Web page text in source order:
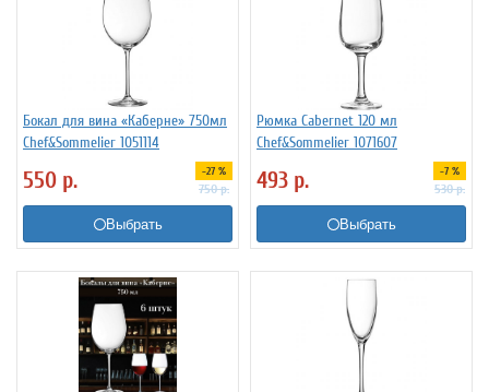
Бокал для вина «Каберне» 750мл
Chef&Sommelier 1051114
550 р. -27 %
750р.
Выбрать
Рюмка Cabernet 120 мл
Chef&Sommelier 1071607
493 р. -7 %
530р.
Выбрать